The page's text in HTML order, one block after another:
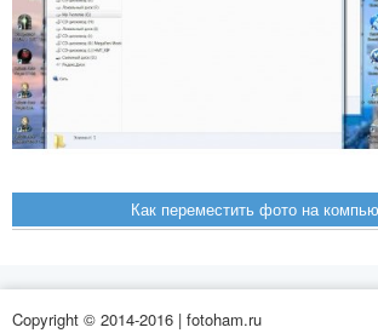
Как переместить фото на
Copyright © 2014-2016 | fotoham.ru